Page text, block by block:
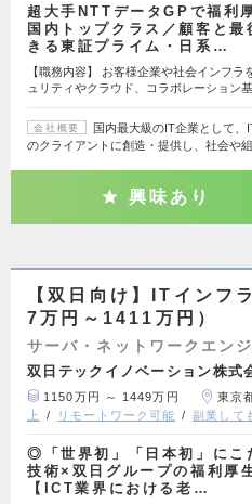
超大手NTTデータGPで福利
国内トップクラス／顧客と最
きる東証プライム・日系…
【職務内容】 お客様企業や社会インフ
ュリティやクラウド、コラボレーション
会社概要
国内最大級のIT企業として
のクライアントに創造・提供し、社会や
興味あり
【双日向け】ITインフ
7万円～1411万円）
サーバ・ネットワークエン
双日テックイノベーション株式
1150万円 ～ 1449万円 東京
上
リモートワーク可能 副業して
◎「世界初」「日本初」にこ
技術×双日グループの福利
【ICT業界における老…